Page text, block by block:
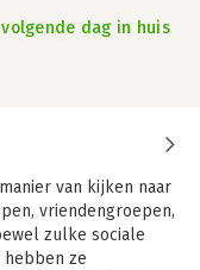
dag in huis
van kijken naar
vriendengroepen,
zulke sociale
ze